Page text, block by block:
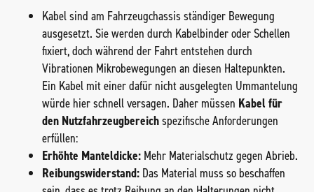
Kabel sind am Fahrzeugchassis ständiger Bewegung
ausgesetzt. Sie werden durch Kabelbinder oder Schellen
fixiert, doch während der Fahrt entstehen durch
Vibrationen Mikrobewegungen an diesen Haltepunkten.
Ein Kabel mit einer dafür nicht ausgelegten Ummantelung
würde hier schnell versagen. Daher müssen Kabel für
den Nutzfahrzeugbereichspezifische Anforderungen
erfüllen:
Erhöhte Manteldicke: Mehr Materialschutz gegen Abrieb.
Reibungswiderstand: Das Material muss so beschaffen